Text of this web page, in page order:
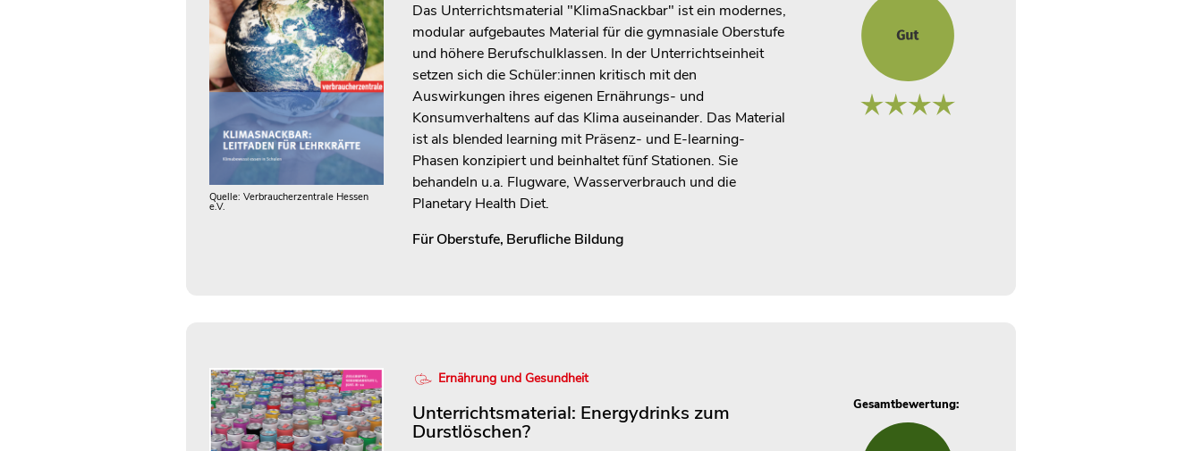
Quelle: Verbraucherzentrale Hessen
e.V.
Das Unterrichtsmaterial "KlimaSnackbar" ist ein modernes,
modular aufgebautes Material für die gymnasiale Oberstufe
und höhere Berufschulklassen. In der Unterrichtseinheit
setzen sich die Schüler:innen kritisch mit den
Auswirkungen ihres eigenen Ernährungs- und
Konsumverhaltens auf das Klima auseinander. Das Material
ist als blended learning mit Präsenz- und E-learning-
Phasen konzipiert und beinhaltet fünf Stationen. Sie
behandeln u.a. Flugware, Wasserverbrauch und die
Planetary Health Diet.
FürOberstufe, Berufliche Bildung
Ernährung und Gesundheit
Unterrichtsmaterial: Energydrinks zum
Durstlöschen?
Gesamtbewertung: